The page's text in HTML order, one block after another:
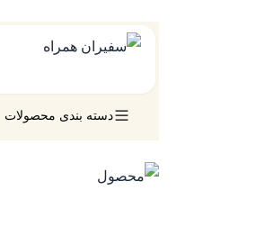
دسته بندی محصولات